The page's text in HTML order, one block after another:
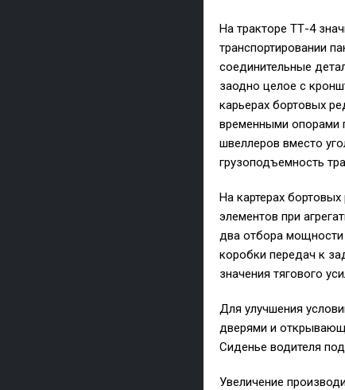
На тракторе ТТ-4
транспортировании
соединительные
заодно целое с
карьерах бортовых
временными опорами
швеллеров вместо
грузоподъемность
На картерах
элементов при
два отбора мощности
коробки передач к
значения тягового
Для улучшения
дверями и
Сиденье водителя
Увеличение